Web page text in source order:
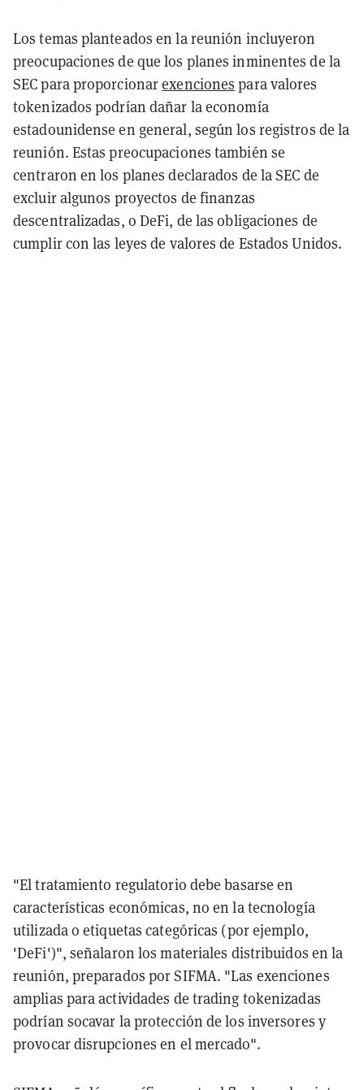
Los temas planteados en la reunión incluyeron
preocupaciones de que los planes inminentes de la
SEC para proporcionarexenciones para valores
tokenizados podrían dañar la economía
estadounidense en general, según los registros de la
reunión. Estas preocupaciones también se
centraron en los planes declarados de la SEC de
excluir algunos proyectos de finanzas
descentralizadas, o DeFi, de las obligaciones de
cumplir con las leyes de valores de Estados Unidos.
"El tratamiento regulatorio debe basarse en
características económicas, no en la tecnología
utilizada o etiquetas categóricas (por ejemplo,
'DeFi')", señalaron los materiales distribuidos en la
reunión, preparados por SIFMA. "Las exenciones
amplias para actividades de trading tokenizadas
podrían socavar la protección de los inversores y
provocar disrupciones en el mercado".